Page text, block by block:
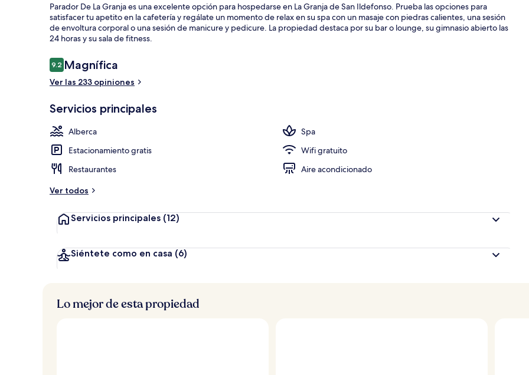
Parador De La Granja es una excelente opción para hospedarse en La Granja de San Ildefonso. Prueba las opciones para
satisfacer tu apetito en la cafetería y regálate un momento de relax en su spa con un masaje con piedras calientes, una sesión
de envoltura corporal o una sesión de manicure y pedicure. La propiedad destaca por su bar o lounge, su gimnasio abierto las
24 horas y su sala de fitness.
Opiniones
9.29.2 de 10,
Magnífica
Ver las 233 opiniones
Servicios principales
Alberca
Spa
Estacionamiento gratis
Wifi gratuito
Restaurantes
Aire acondicionado
Ver todos
Servicios principales (12)
Siéntete como en casa (6)
Lo mejor de esta propiedad